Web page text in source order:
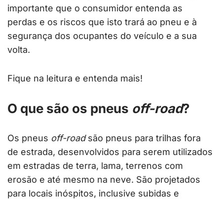
importante que o consumidor entenda as
perdas e os riscos que isto trará ao pneu e à
segurança dos ocupantes do veículo e a sua
volta.
Fique na leitura e entenda mais!
O que são os pneus off-road?
Os pneus off-roadsão pneus para trilhas fora
de estrada, desenvolvidos para serem utilizados
em estradas de terra, lama, terrenos com
erosão e até mesmo na neve. São projetados
para locais inóspitos, inclusive subidas e